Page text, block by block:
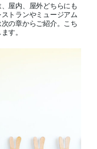
屋内、屋外どちらにも
トランやミュージアム
の章からご紹介。こち
す。